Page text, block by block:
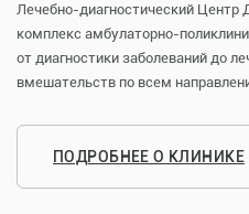
Лечебно-диагностический
комплекс амбулаторно-
от диагностики заболеваний до
вмешательств по всем
ПОДРОБНЕЕ О КЛИНИКЕ